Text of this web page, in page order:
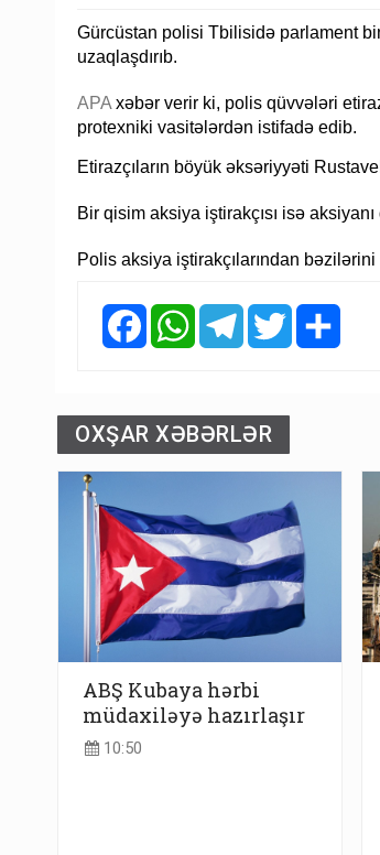
Gürcüstan polisi Tbilisidə parlament
uzaqlaşdırıb.
APAxəbər verir ki, polis qüvvələri
protexniki vasitələrdən istifadə edib.
Etirazçıların böyük əksəriyyəti
Bir qisim aksiya iştirakçısı isə
Polis aksiya iştirakçılarından bəzilərini
FacebookWhatsAppTelegramTwitter
OXŞAR XƏBƏRLƏR
ABŞ Kubaya hərbi
müdaxiləyə hazırlaşır
10:50